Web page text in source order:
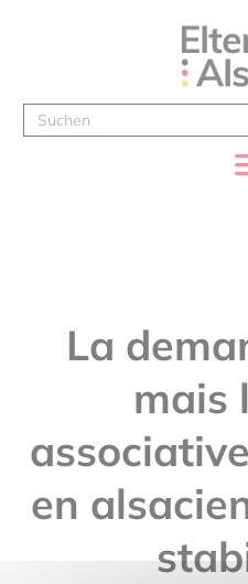
La
mais
en